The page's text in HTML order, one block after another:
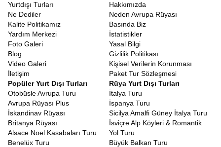
Yurtdışı Turları
Ne Dediler
Kalite Politikamız
Yardım Merkezi
Foto Galeri
Blog
Video Galeri
İletişim
Hakkımızda
Neden Avrupa Rüyası
Basında Biz
İstatistikler
Yasal Bilgi
Gizlilik Politikası
Kişisel Verilerin Korunması
Paket Tur Sözleşmesi
Popüler Yurt Dışı Turları
Otobüsle Avrupa Turu
Avrupa Rüyası Plus
İskandinav Rüyası
Britanya Rüyası
Alsace Noel Kasabaları Turu
Benelüx Turu
Rüya Yurt Dışı Turları
İtalya Turu
İspanya Turu
Sicilya Amalfi Güney İtalya Turu
İsviçre Alp Köyleri & Romantik
Yol Turu
Büyük Balkan Turu